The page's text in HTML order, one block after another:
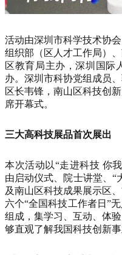
活动由深圳市科学技术协
组织部（区人才工作局）
区教育局主办，深圳国际
办。深圳市科协党组成员
区长韦锋，南山区科技创
席开幕式。
三大高科技展品首次展出
本次活动以“走进科技 你
由启动仪式、院士讲堂、“
及南山区科技成果展示区
六个“全国科技工作者日”
组成，集学习、互动、体
够直观了解我国科技创新事